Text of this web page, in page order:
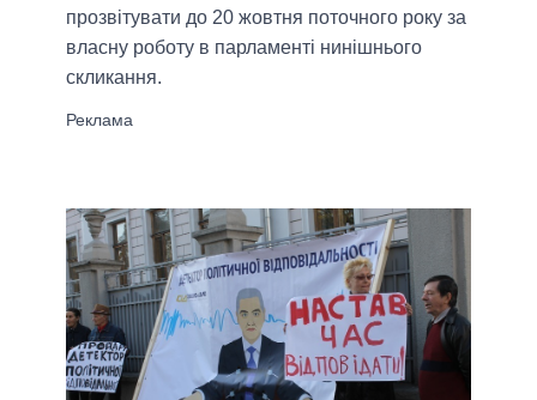
прозвітувати до 20 жовтня поточного року за
власну роботу в парламенті нинішнього
скликання.